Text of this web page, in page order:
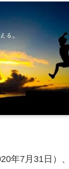
年7月31日）